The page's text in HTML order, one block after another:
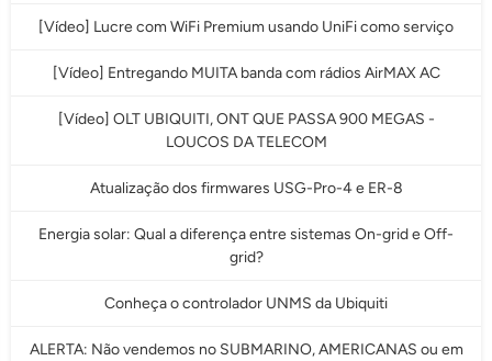
[Vídeo] Lucre com WiFi Premium usando UniFi como serviço
[Vídeo] Entregando MUITA banda com rádios AirMAX AC
[Vídeo] OLT UBIQUITI, ONT QUE PASSA 900 MEGAS -
LOUCOS DA TELECOM
Atualização dos firmwares USG-Pro-4 e ER-8
Energia solar: Qual a diferença entre sistemas On-grid e Off-
grid?
Conheça o controlador UNMS da Ubiquiti
ALERTA: Não vendemos no SUBMARINO, AMERICANAS ou em